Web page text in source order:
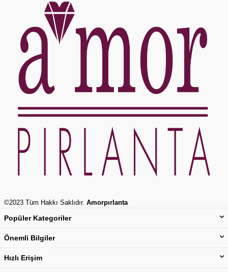
©2023 Tüm Hakkı Saklıdır. Amorpırlanta
Popüler Kategoriler
Önemli Bilgiler
Hızlı Erişim